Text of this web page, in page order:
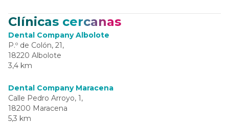
Clínicas cercanas
Dental Company Albolote
P.º de Colón, 21,
18220 Albolote
3,4 km
Dental Company Maracena
Calle Pedro Arroyo, 1,
18200 Maracena
5,3 km